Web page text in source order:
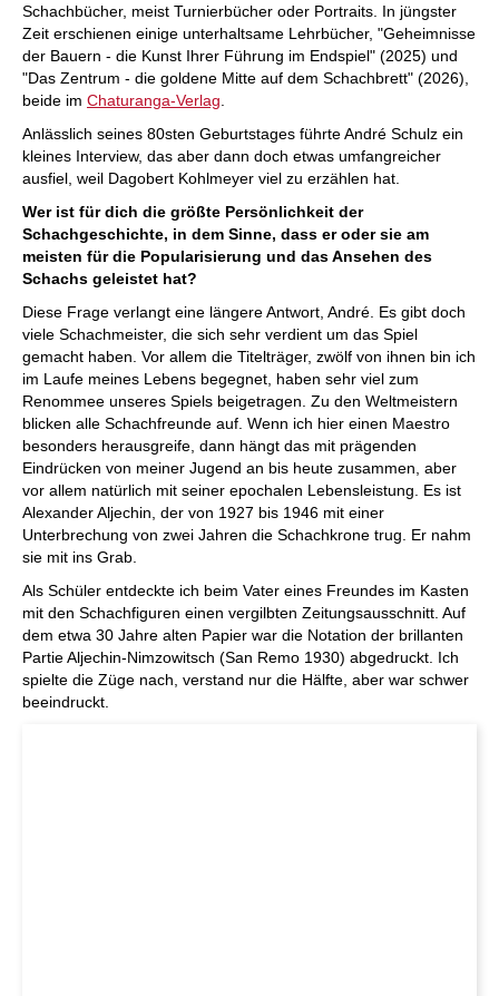
Schachbücher, meist Turnierbücher oder Portraits. In jüngster
Zeit erschienen einige unterhaltsame Lehrbücher, "Geheimnisse
der Bauern - die Kunst Ihrer Führung im Endspiel" (2025) und
"Das Zentrum - die goldene Mitte auf dem Schachbrett" (2026),
beide im Chaturanga-Verlag
Anlässlich seines 80sten Geburtstages führte André Schulz ein
kleines Interview, das aber dann doch etwas umfangreicher
ausfiel, weil Dagobert Kohlmeyer viel zu erzählen hat.
Wer ist für dich die größte Persönlichkeit der
Schachgeschichte, in dem Sinne, dass er oder sie am
meisten für die Popularisierung und das Ansehen des
Schachs geleistet hat?
Diese Frage verlangt eine längere Antwort, André. Es gibt doch
viele Schachmeister, die sich sehr verdient um das Spiel
gemacht haben. Vor allem die Titelträger, zwölf von ihnen bin ich
im Laufe meines Lebens begegnet, haben sehr viel zum
Renommee unseres Spiels beigetragen. Zu den Weltmeistern
blicken alle Schachfreunde auf. Wenn ich hier einen Maestro
besonders herausgreife, dann hängt das mit prägenden
Eindrücken von meiner Jugend an bis heute zusammen, aber
vor allem natürlich mit seiner epochalen Lebensleistung. Es ist
Alexander Aljechin, der von 1927 bis 1946 mit einer
Unterbrechung von zwei Jahren die Schachkrone trug. Er nahm
sie mit ins Grab.
Als Schüler entdeckte ich beim Vater eines Freundes im Kasten
mit den Schachfiguren einen vergilbten Zeitungsausschnitt. Auf
dem etwa 30 Jahre alten Papier war die Notation der brillanten
Partie Aljechin-Nimzowitsch (San Remo 1930) abgedruckt. Ich
spielte die Züge nach, verstand nur die Hälfte, aber war schwer
beeindruckt.